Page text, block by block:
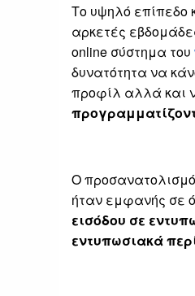
Το υψηλό επίπεδο
αρκετές
online σύστημα του
δυνατότητα να
προφίλ αλλά και
Ο
ήταν εμφανής σε
εισόδου σε
εντυπωσιακά